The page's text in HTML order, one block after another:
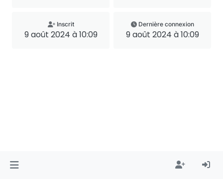
Inscrit
9 août 2024 à 10:09
Dernière connexion
9 août 2024 à 10:09